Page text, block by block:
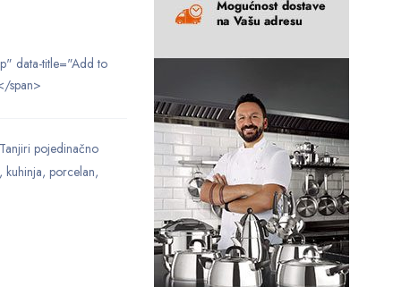
data-title="Add to
span>
Tanjiri pojedinačno
kuhinja, porcelan,